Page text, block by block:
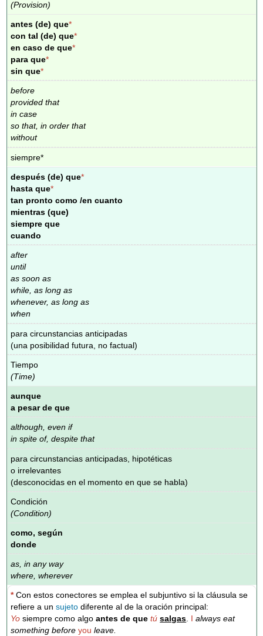
(Provision)
antes (de) que*
con tal (de) que*
en caso de que*
para que*
sin que*
before
provided that
in case
so that, in order that
without
siempre*
después (de) que*
hasta que*
tan pronto como /en cuanto
mientras (que)
siempre que
cuando
after
until
as soon as
while, as long as
whenever, as long as
when
para circunstancias anticipadas
(una posibilidad futura, no factual)
Tiempo
(Time)
aunque
a pesar de que
although, even if
in spite of, despite that
para circunstancias anticipadas, hipotéticas
o irrelevantes
(desconocidas en el momento en que se habla)
Condición
(Condition)
como, según
donde
as, in any way
where, wherever
*Con estos conectores se emplea el subjuntivo si la cláusula se
refiere a unsujeto diferente al de la oración principal:
Yo siempre como algoantes de quetú salgas I always eat
something before you leave.